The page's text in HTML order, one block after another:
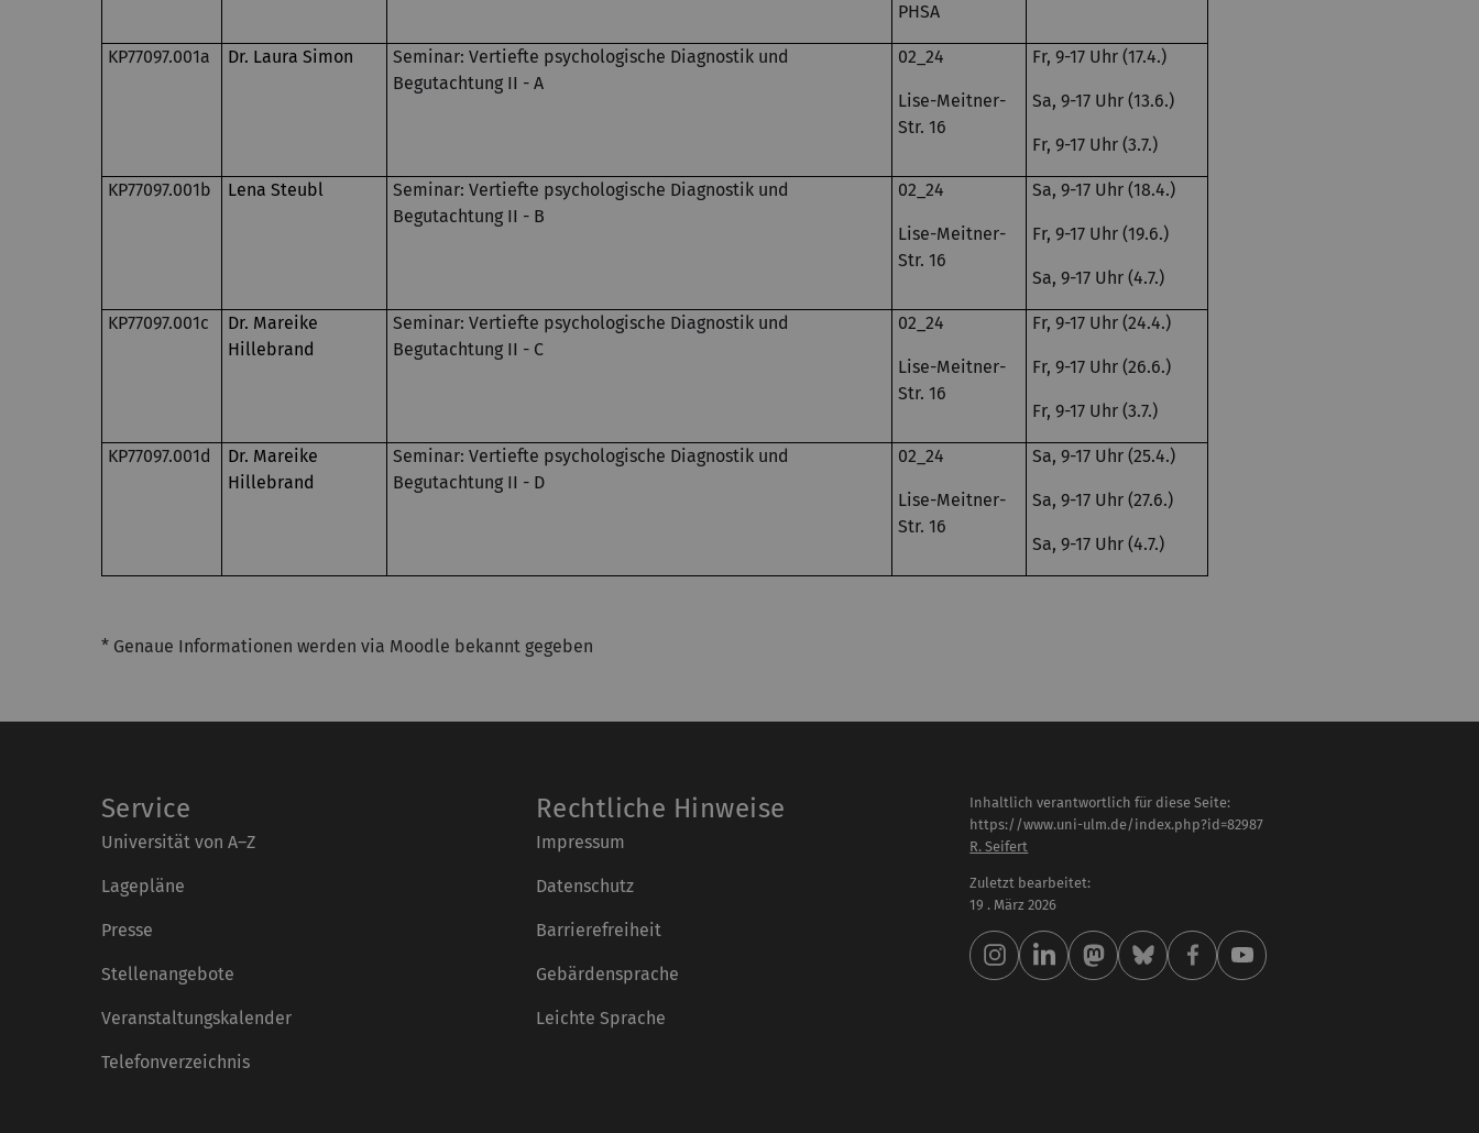
PHSA
KP77097.001a Dr. Laura Simon
Seminar: Vertiefte psychologische Diagnostik und
Begutachtung II - A
02_24
Lise-Meitner-
Str. 16
Fr, 9-17 Uhr (17.4.)
Sa, 9-17 Uhr (13.6.)
Fr, 9-17 Uhr (3.7.)
KP77097.001b Lena Steubl
Seminar: Vertiefte psychologische Diagnostik und
Begutachtung II - B
02_24
Lise-Meitner-
Str. 16
Sa, 9-17 Uhr (18.4.)
Fr, 9-17 Uhr (19.6.)
Sa, 9-17 Uhr (4.7.)
KP77097.001c
Dr. Mareike
Hillebrand
Seminar: Vertiefte psychologische Diagnostik und
Begutachtung II - C
02_24
Lise-Meitner-
Str. 16
Fr, 9-17 Uhr (24.4.)
Fr, 9-17 Uhr (26.6.)
Fr, 9-17 Uhr (3.7.)
KP77097.001d
Dr. Mareike
Hillebrand
Seminar: Vertiefte psychologische Diagnostik und
Begutachtung II - D
02_24
Lise-Meitner-
Str. 16
Sa, 9-17 Uhr (25.4.)
Sa, 9-17 Uhr (27.6.)
Sa, 9-17 Uhr (4.7.)
* Genaue Informationen werden via Moodle bekannt gegeben
Service
Universität von A–Z
Lagepläne
Presse
Stellenangebote
Veranstaltungskalender
Telefonverzeichnis
Rechtliche Hinweise
Impressum
Datenschutz
Barrierefreiheit
Gebärdensprache
Leichte Sprache
Inhaltlich verantwortlich für diese Seite:
https://www.uni-ulm.de/index.php?id=82987
R. Seifert
Zuletzt bearbeitet:
19 . März 2026